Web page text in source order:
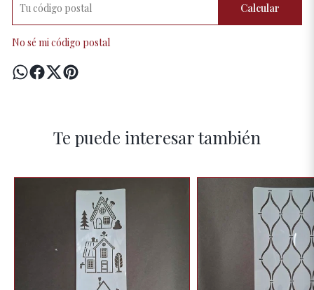
Calcular
No sé mi código postal
Te puede interesar también